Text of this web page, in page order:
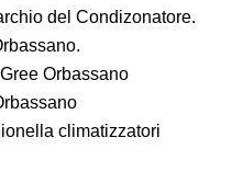
del Condizonatore.
Orbassano
climatizzatori